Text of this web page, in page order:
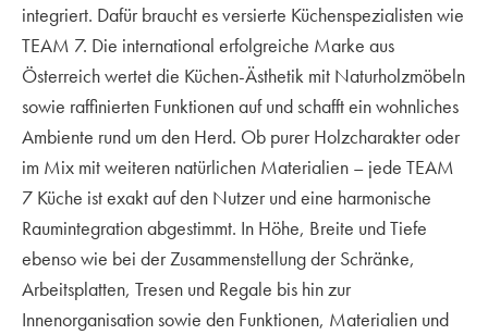
integriert. Dafür braucht es versierte Küchenspezialisten wie
TEAM 7. Die international erfolgreiche Marke aus
Österreich wertet die Küchen-Ästhetik mit Naturholzmöbeln
sowie raffinierten Funktionen auf und schafft ein wohnliches
Ambiente rund um den Herd. Ob purer Holzcharakter oder
im Mix mit weiteren natürlichen Materialien – jede TEAM
7 Küche ist exakt auf den Nutzer und eine harmonische
Raumintegration abgestimmt. In Höhe, Breite und Tiefe
ebenso wie bei der Zusammenstellung der Schränke,
Arbeitsplatten, Tresen und Regale bis hin zur
Innenorganisation sowie den Funktionen, Materialien und